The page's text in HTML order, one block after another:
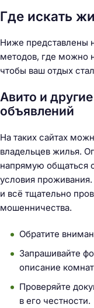
Где искать
Ниже представлены
методов, где можно
чтобы ваш отдых
Авито и
объявлений
На таких сайтах
владельцев жилья.
напрямую общаться
условия
и всё тщательно
мошенничества.
Обратите
Запрашивайте
описание
Проверяйте
в его честности.